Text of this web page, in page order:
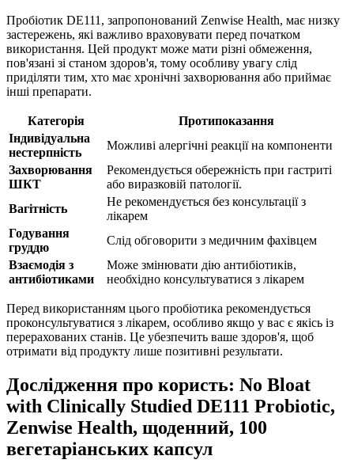
Пробіотик DE111, запропонований Zenwise Health, має низку
застережень, які важливо враховувати перед початком
використання. Цей продукт може мати різні обмеження,
пов'язані зі станом здоров'я, тому особливу увагу слід
приділяти тим, хто має хронічні захворювання або приймає
інші препарати.
Категорія
Протипоказання
Індивідуальна
нестерпність
Можливі алергічні реакції на компоненти
Захворювання
ШКТ
Рекомендується обережність при гастриті
або виразковій патології.
Вагітність
Не рекомендується без консультації з
лікарем
Годування
груддю
Слід обговорити з медичним фахівцем
Взаємодія з
антибіотиками
Може змінювати дію антибіотиків,
необхідно консультуватися з лікарем
Перед використанням цього пробіотика рекомендується
проконсультуватися з лікарем, особливо якщо у вас є якісь із
перерахованих станів. Це убезпечить ваше здоров'я, щоб
отримати від продукту лише позитивні результати.
Дослідження про користь: No Bloat
with Clinically Studied DE111 Probiotic,
Zenwise Health, щоденний, 100
вегетаріанських капсул